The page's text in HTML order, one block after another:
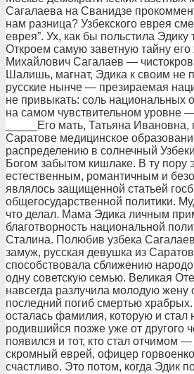
Сагалаева на Сванидзе
нам разница? Узбекского еврея
еврея”. Ух, как бы польстила Эдику
Откроем самую заветную тайну
Михайлович Сагалаев —
Шалишь, магнат, Эдика к своим не
русские нынче — презираемая
не привыкать: соль национальных
на самом чувствительном уровне
_____Его мать, Татьяна
Саратове медицинское
распределению в солнечный
Богом забытом кишлаке. В ту пору
естественным, романтичным и
являлось защищенной статьей
общегосударственной политики.
что делал. Мама Эдика личным
благотворность национальной
Сталина. Полюбив узбека
замуж, русская девушка из
способствовала сближению
одну советскую семью. Великая
навсегда разлучила молодую жену
последний погиб смертью
осталась фамилия, которую и стал
родившийся позже уже от другого
появился и тот, кто стал отчимом
скромный еврей, офицер
счастливо. Это потом, когда Эдик